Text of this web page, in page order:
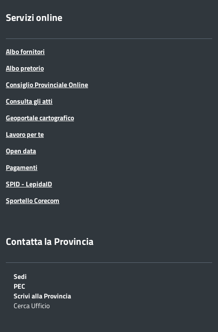
Servizi online
Albo fornitori
Albo pretorio
Consiglio Provinciale Online
Consulta gli atti
Geoportale cartografico
Lavoro per te
Open data
Pagamenti
SPID - LepidaID
Sportello Corecom
Contatta la Provincia
Sedi
PEC
Scrivi alla Provincia
Cerca Ufficio